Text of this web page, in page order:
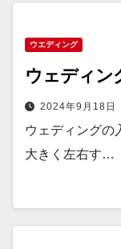
ウエディング
ウェディン
2024年9月18日
ウェディングの
大きく左右す…